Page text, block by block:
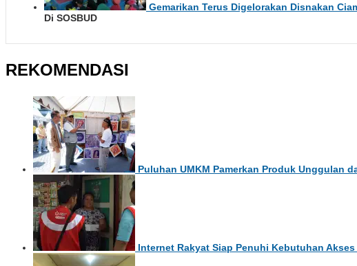
Gemarikan Terus Digelorakan Disnakan
Di SOSBUD
REKOMENDASI
Puluhan UMKM Pamerkan Produk Unggulan
Internet Rakyat Siap Penuhi Kebutuhan Akses